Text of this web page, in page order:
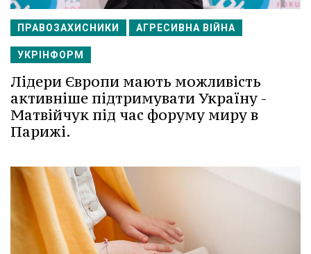
ПРАВОЗАХИСНИКИ АГРЕСИВНА ВІЙНА
УКРІНФОРМ
Лідери Європи мають можливість
активніше підтримувати Україну -
Матвійчук під час форуму миру в
Парижі.